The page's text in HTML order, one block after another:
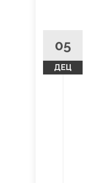
05
ДЕЦ